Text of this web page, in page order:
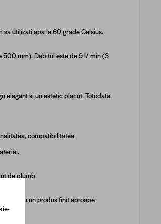
utilizati apa la 60 grade Celsius.
500 mm). Debitul este de 9 l/ min (3
elegant si un estetic placut. Totodata,
compatibilitatea
de plumb.
pentru un produs finit aproape